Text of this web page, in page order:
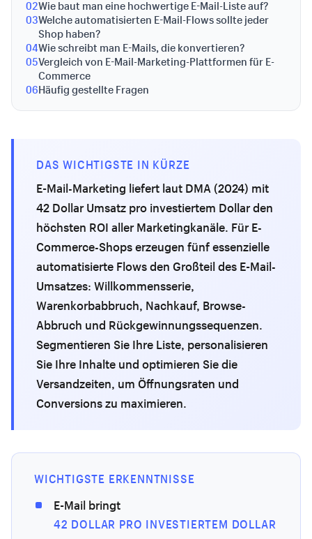
02Wie baut man eine hochwertige E-Mail-Liste auf?
03Welche automatisierten E-Mail-Flows sollte jeder
Shop haben?
04Wie schreibt man E-Mails, die konvertieren?
05Vergleich von E-Mail-Marketing-Plattformen für E-
Commerce
06Häufig gestellte Fragen
DAS WICHTIGSTE IN KÜRZE
E-Mail-Marketing liefert laut DMA (2024) mit
42 Dollar Umsatz pro investiertem Dollar den
höchsten ROI aller Marketingkanäle. Für E-
Commerce-Shops erzeugen fünf essenzielle
automatisierte Flows den Großteil des E-Mail-
Umsatzes: Willkommensserie,
Warenkorbabbruch, Nachkauf, Browse-
Abbruch und Rückgewinnungssequenzen.
Segmentieren Sie Ihre Liste, personalisieren
Sie Ihre Inhalte und optimieren Sie die
Versandzeiten, um Öffnungsraten und
Conversions zu maximieren.
WICHTIGSTE ERKENNTNISSE
E-Mail bringt
42 DOLLAR PRO INVESTIERTEM DOLLAR